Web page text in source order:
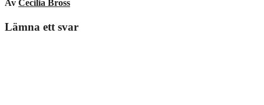
Av Cecilia Bross
Lämna ett svar